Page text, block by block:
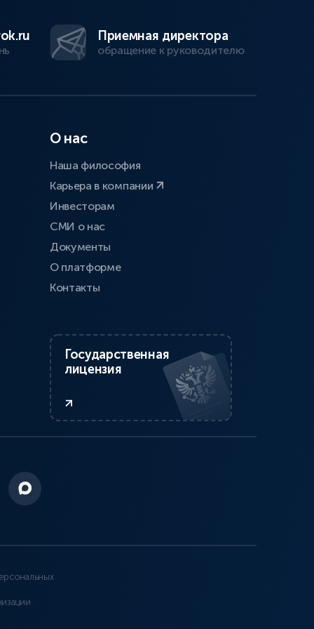
Приемная директора
обращение к руководителю
О нас
Наша философия
Карьера в компании
Инвесторам
СМИ о нас
Документы
О платформе
Контакты
Государственная
лицензия